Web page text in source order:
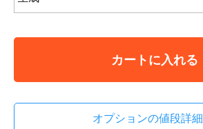
カートに入れる
オプションの値段詳細